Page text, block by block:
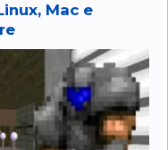
Mac e